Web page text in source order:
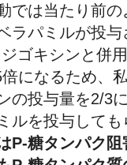
では当たり前
ラパミルが投
ゴキシンと併
になるため、
の投与量を2/3
ルを投与して
P-糖タンパク